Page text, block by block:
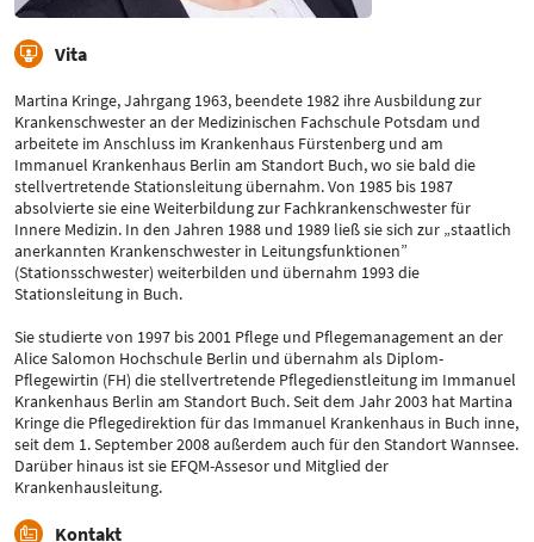
Vita
Martina Kringe, Jahrgang 1963, beendete 1982 ihre Ausbildung zur
Krankenschwester an der Medizinischen Fachschule Potsdam und
arbeitete im Anschluss im Krankenhaus Fürstenberg und am
Immanuel Krankenhaus Berlin am Standort Buch, wo sie bald die
stellvertretende Stationsleitung übernahm. Von 1985 bis 1987
absolvierte sie eine Weiterbildung zur Fachkrankenschwester für
Innere Medizin. In den Jahren 1988 und 1989 ließ sie sich zur „staatlich
anerkannten Krankenschwester in Leitungsfunktionen”
(Stationsschwester) weiterbilden und übernahm 1993 die
Stationsleitung in Buch.
Sie studierte von 1997 bis 2001 Pflege und Pflegemanagement an der
Alice Salomon Hochschule Berlin und übernahm als Diplom-
Pflegewirtin (FH) die stellvertretende Pflegedienstleitung im Immanuel
Krankenhaus Berlin am Standort Buch. Seit dem Jahr 2003 hat Martina
Kringe die Pflegedirektion für das Immanuel Krankenhaus in Buch inne,
seit dem 1. September 2008 außerdem auch für den Standort Wannsee.
Darüber hinaus ist sie EFQM-Assesor und Mitglied der
Krankenhausleitung.
Kontakt